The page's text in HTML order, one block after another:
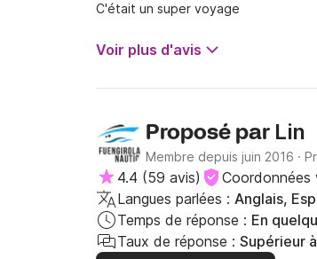
C'était un super voyage
Voir plus d'avis
Proposé par Lin
Membre depuis juin 2016 ·
4.4 (59 avis)
Coordonnées
Langues parlées : Anglais,
Temps de réponse : En
Taux de réponse : Supérieur